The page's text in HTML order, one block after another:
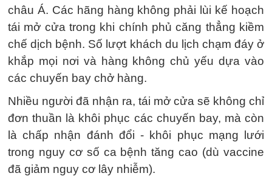
châu Á. Các hãng hàng không phải lùi kế hoạch
tái mở cửa trong khi chính phủ căng thẳng kiềm
chế dịch bệnh. Số lượt khách du lịch chạm đáy ở
khắp mọi nơi và hàng không chủ yếu dựa vào
các chuyến bay chở hàng.
Nhiều người đã nhận ra, tái mở cửa sẽ không chỉ
đơn thuần là khôi phục các chuyến bay, mà còn
là chấp nhận đánh đổi - khôi phục mạng lưới
trong nguy cơ số ca bệnh tăng cao (dù vaccine
đã giảm nguy cơ lây nhiễm).